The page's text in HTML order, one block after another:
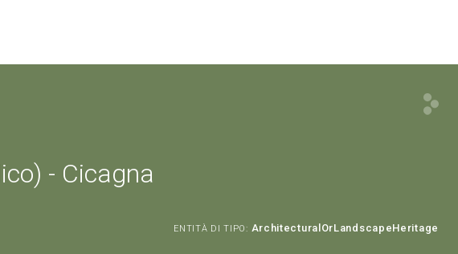
- Cicagna
ENTITÀ DI TIPO: ArchitecturalOrLandscapeHeritage